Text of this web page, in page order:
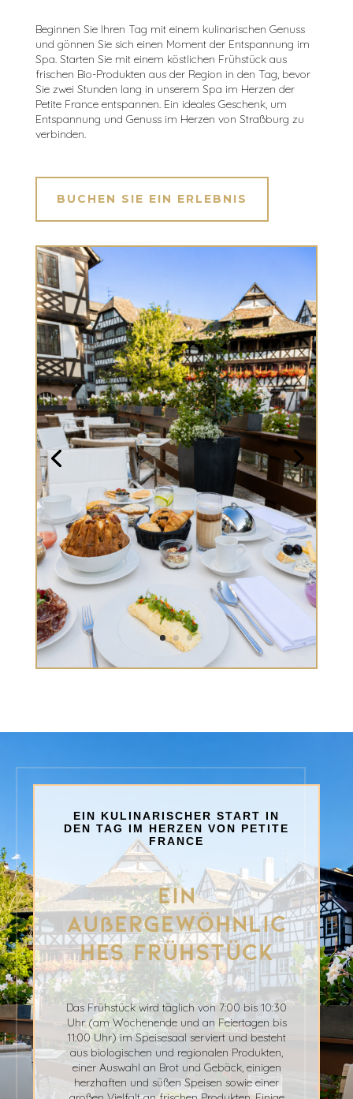
Beginnen Sie Ihren Tag mit einem kulinarischen Genuss
und gönnen Sie sich einen Moment der Entspannung im
Spa. Starten Sie mit einem köstlichen Frühstück aus
frischen Bio-Produkten aus der Region in den Tag, bevor
Sie zwei Stunden lang in unserem Spa im Herzen der
Petite France entspannen. Ein ideales Geschenk, um
Entspannung und Genuss im Herzen von Straßburg zu
verbinden.
BUCHEN SIE EIN ERLEBNIS
EIN KULINARISCHER START IN
DEN TAG IM HERZEN VON PETITE
FRANCE
Ein
außergewöhnlic
hes Frühstück
Das Frühstück wird täglich von 7:00 bis 10:30
Uhr (am Wochenende und an Feiertagen bis
11:00 Uhr) im Speisesaal serviert und besteht
aus biologischen und regionalen Produkten,
einer Auswahl an Brot und Gebäck, einigen
herzhaften und süßen Speisen sowie einer